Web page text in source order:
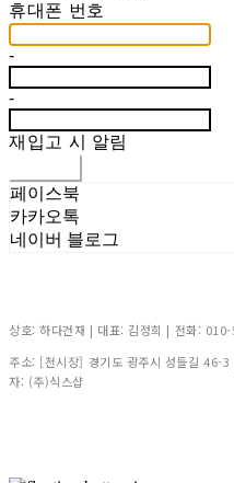
휴대폰 번호
-
-
재입고 시 알림
페이스북
카카오톡
네이버 블로그
상호: 하다건재 | 대표: 김정희 | 전화:
주소: [전시장] 경기도 광주시 성들길 46-3
자: (주)식스샵